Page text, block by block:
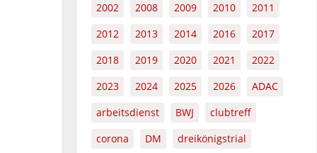
2002 2008 2009 2010
2011
2012
2013 2014 2016
2017
2018
2019 2020 2021
2022
2023
2024 2025 2026
ADAC
arbeitsdienst
BWJ
clubtreff
corona
DM
dreikönigstrial